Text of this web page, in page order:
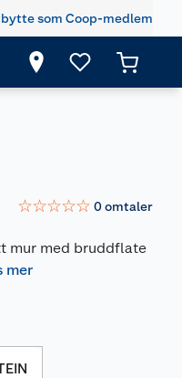
som Coop-medlem
☆☆☆☆☆ 0omtaler
mur med bruddflate
mer